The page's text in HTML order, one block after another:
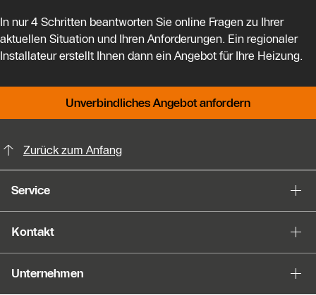
In nur 4 Schritten beantworten Sie online Fragen zu Ihrer
aktuellen Situation und Ihren Anforderungen. Ein regionaler
Installateur erstellt Ihnen dann ein Angebot für Ihre Heizung.
Unverbindliches Angebot anfordern
Zurück zum Anfang
Service
Kontakt
Unternehmen